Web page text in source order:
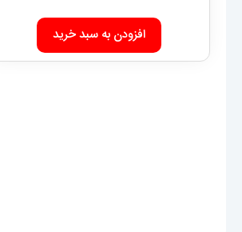
افزودن به سبد خرید